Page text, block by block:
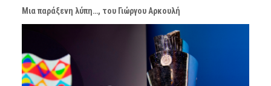
Μια παράξενη λύπη…, του Γιώργου Αρκουλή